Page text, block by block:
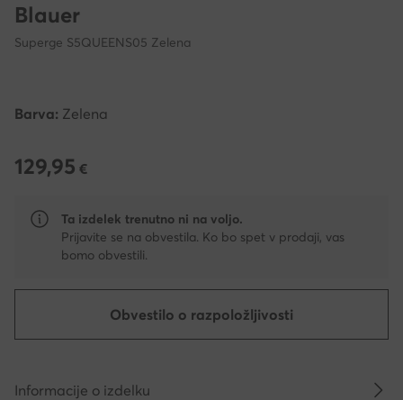
Blauer
Superge S5QUEENS05 Zelena
Barva: Zelena
129,95 €
129,95 €
Ta izdelek trenutno ni na voljo.
Prijavite se na obvestila. Ko bo spet v prodaji, vas
bomo obvestili.
Obvestilo o razpoložljivosti
Informacije o izdelku